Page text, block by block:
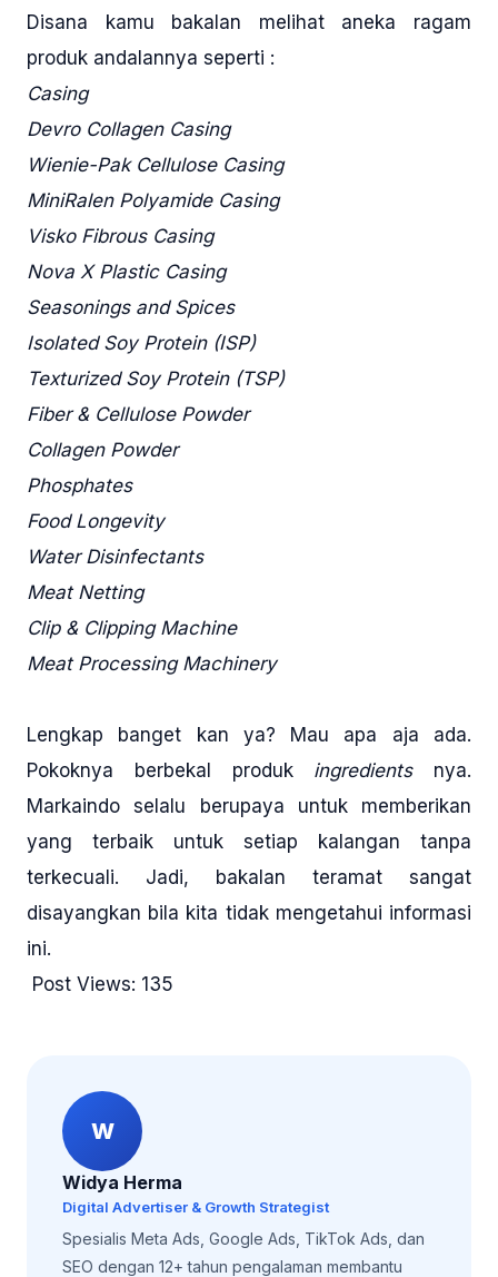
Disana kamu bakalan melihat aneka ragam
produk andalannya seperti :
Casing
Devro Collagen Casing
Wienie-Pak Cellulose Casing
MiniRalen Polyamide Casing
Visko Fibrous Casing
Nova X Plastic Casing
Seasonings and Spices
Isolated Soy Protein (ISP)
Texturized Soy Protein (TSP)
Fiber & Cellulose Powder
Collagen Powder
Phosphates
Food Longevity
Water Disinfectants
Meat Netting
Clip & Clipping Machine
Meat Processing Machinery
Lengkap banget kan ya? Mau apa aja ada.
Pokoknya berbekal produk ingredientsnya.
Markaindo selalu berupaya untuk memberikan
yang terbaik untuk setiap kalangan tanpa
terkecuali. Jadi, bakalan teramat sangat
disayangkan bila kita tidak mengetahui informasi
ini.
Post Views: 135
W
Widya Herma
Digital Advertiser & Growth Strategist
Spesialis Meta Ads, Google Ads, TikTok Ads, dan
SEO dengan 12+ tahun pengalaman membantu